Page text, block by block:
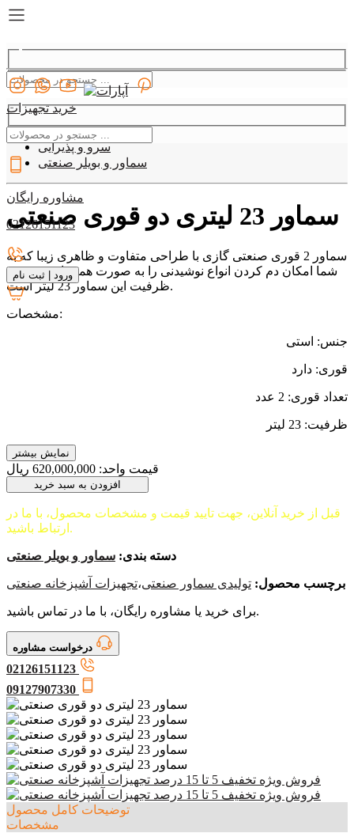
خرید تجهیزات
09127907330
مشاوره رایگان
02126151123
ورود | ثبت نام
دسته بندی
سرو و پذیرایی
سماور و بویلر صنعتی
سماور 23 لیتری دو قوری صنعتی
سماور 2 قوری صنعتی گازی با طراحی متفاوت و ظاهری زیبا که به
شما امکان دم کردن انواع نوشیدنی را به صورت همزمان می دهد.
ظرفیت این سماور 23 لیتر است.
مشخصات:
جنس: استی
قوری: دارد
تعداد قوری: 2 عدد
ظرفیت: 23 لیتر
نمایش بیشتر
قیمت واحد: 620,000,000 ريال
افزودن به سبد خرید
قبل از خرید آنلاین، جهت تایید قیمت و مشخصات محصول، با ما در
ارتباط باشید.
دسته بندی: سماور و بویلر صنعتی
برچسب محصول: تولیدی سماور صنعتی،تجهیزات آشپزخانه صنعتی
برای خرید یا مشاوره رایگان، با ما در تماس باشید.
درخواست مشاوره
02126151123
09127907330
توضیحات کامل محصول
مشخصات